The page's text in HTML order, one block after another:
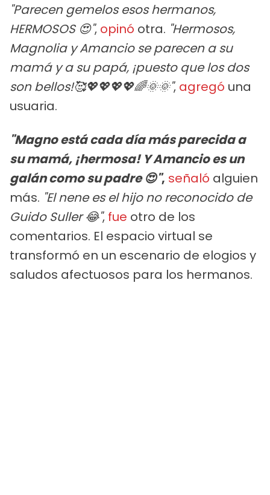
"Parecen gemelos esos hermanos,
HERMOSOS 😍", opinó otra. "Hermosos,
Magnolia y Amancio se parecen a su
mamá y a su papá, ¡puesto que los dos
son bellos!🥰💖💖💖💖🌈🌞🌞", agregó una
usuaria.
"Magno está cada día más parecida a
su mamá, ¡hermosa! Y Amancio es un
galán como su padre 😍", señaló alguien
más. "El nene es el hijo no reconocido de
Guido Suller 😂", fue otro de los
comentarios. El espacio virtual se
transformó en un escenario de elogios y
saludos afectuosos para los hermanos.